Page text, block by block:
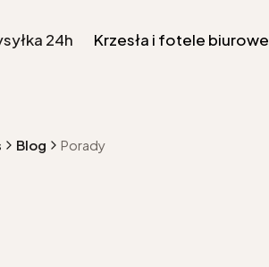
24h Krzesła i fotele biurowe
Blog Porady